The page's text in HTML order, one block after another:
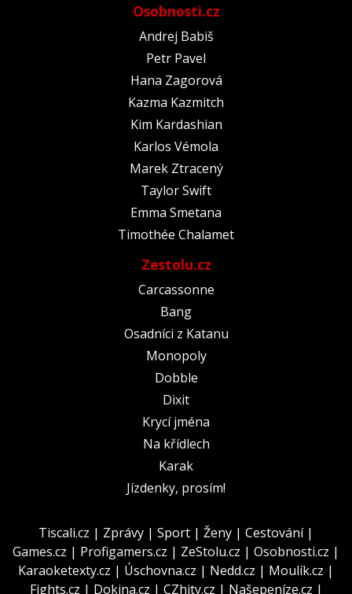
Osobnosti.cz
Andrej Babiš
Petr Pavel
Hana Zagorová
Kazma Kazmitch
Kim Kardashian
Karlos Vémola
Marek Ztracený
Taylor Swift
Emma Smetana
Timothée Chalamet
Zestolu.cz
Carcassonne
Bang
Osadníci z Katanu
Monopoly
Dobble
Dixit
Krycí jména
Na křídlech
Karak
Jízdenky, prosím!
Tiscali.cz | Zprávy | Sport | Ženy | Cestování|
Games.cz | Profigamers.cz | ZeStolu.cz | Osobnosti.cz |
Karaoketexty.cz | Úschovna.cz | Nedd.cz | Moulík.cz |
Fights.cz | Dokina.cz | CZhity.cz | Našepeníze.cz |